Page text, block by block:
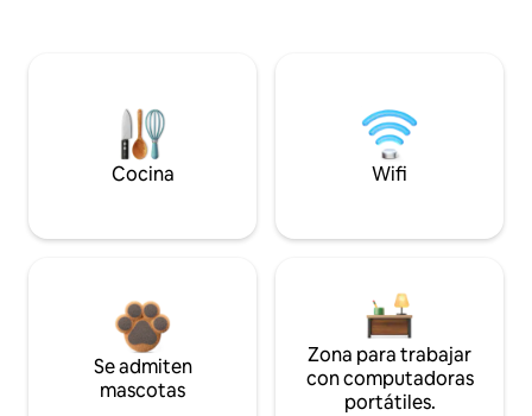
Cocina Wifi
Se admiten
mascotas
Zona para trabajar
con computadoras
portátiles.